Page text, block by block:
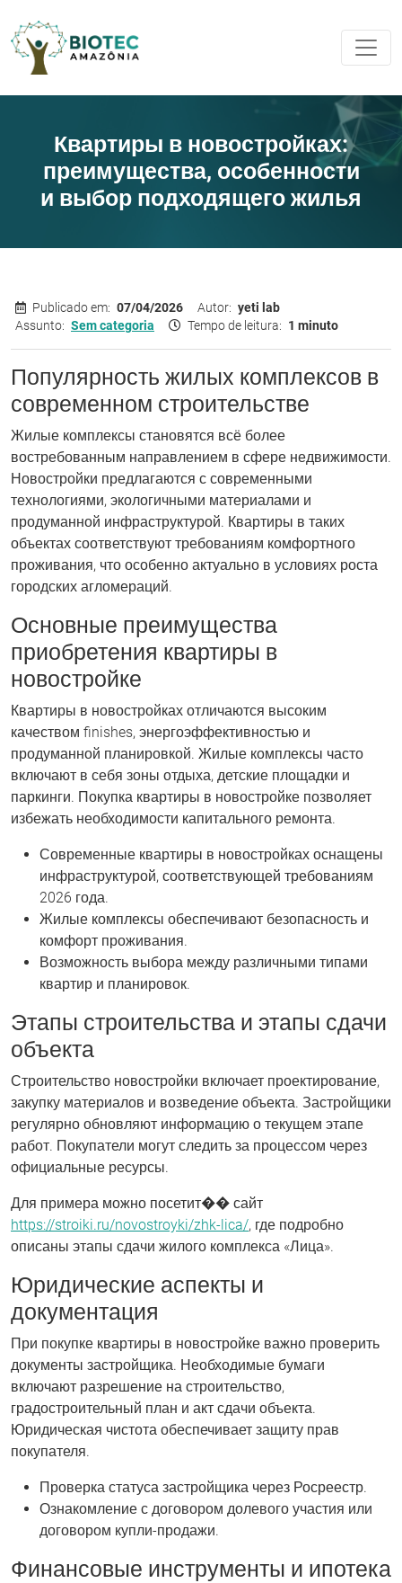
Квартиры в новостройках:
преимущества, особенности
и выбор подходящего жилья
Publicado em: 07/04/2026 Autor: yeti lab
Assunto: Sem categoria Tempo de leitura: 1 minuto
Популярность жилых комплексов в
современном строительстве
Жилые комплексы становятся всё более
востребованным направлением в сфере недвижимости.
Новостройки предлагаются с современными
технологиями, экологичными материалами и
продуманной инфраструктурой. Квартиры в таких
объектах соответствуют требованиям комфортного
проживания, что особенно актуально в условиях роста
городских агломераций.
Основные преимущества
приобретения квартиры в
новостройке
Квартиры в новостройках отличаются высоким
качеством finishes, энергоэффективностью и
продуманной планировкой. Жилые комплексы часто
включают в себя зоны отдыха, детские площадки и
паркинги. Покупка квартиры в новостройке позволяет
избежать необходимости капитального ремонта.
Современные квартиры в новостройках оснащены
инфраструктурой, соответствующей требованиям
2026 года.
Жилые комплексы обеспечивают безопасность и
комфорт проживания.
Возможность выбора между различными типами
квартир и планировок.
Этапы строительства и этапы сдачи
объекта
Строительство новостройки включает проектирование,
закупку материалов и возведение объекта. Застройщики
регулярно обновляют информацию о текущем этапе
работ. Покупатели могут следить за процессом через
официальные ресурсы.
Для примера можно посетит�� сайт
https://stroiki.ru/novostroyki/zhk-lica/, где подробно
описаны этапы сдачи жилого комплекса «Лица».
Юридические аспекты и
документация
При покупке квартиры в новостройке важно проверить
документы застройщика. Необходимые бумаги
включают разрешение на строительство,
градостроительный план и акт сдачи объекта.
Юридическая чистота обеспечивает защиту прав
покупателя.
Проверка статуса застройщика через Росреестр.
Ознакомление с договором долевого участия или
договором купли-продажи.
Финансовые инструменты и ипотека